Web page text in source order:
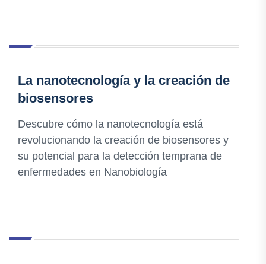
La nanotecnología y la creación de
biosensores
Descubre cómo la nanotecnología está
revolucionando la creación de biosensores y
su potencial para la detección temprana de
enfermedades en Nanobiología